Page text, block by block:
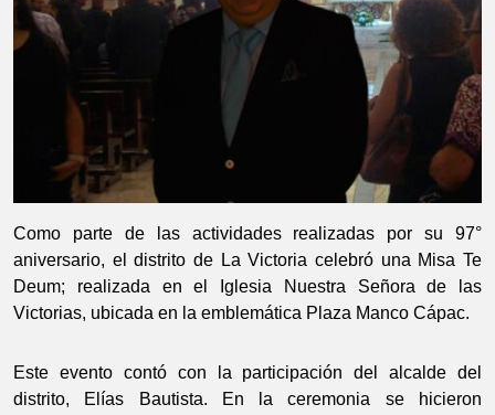
Como parte de las actividades realizadas por su 97°
aniversario, el distrito de La Victoria celebró una Misa Te
Deum; realizada en el Iglesia Nuestra Señora de las
Victorias, ubicada en la emblemática Plaza Manco Cápac.
Este evento contó con la participación del alcalde del
distrito, Elías Bautista. En la ceremonia se hicieron